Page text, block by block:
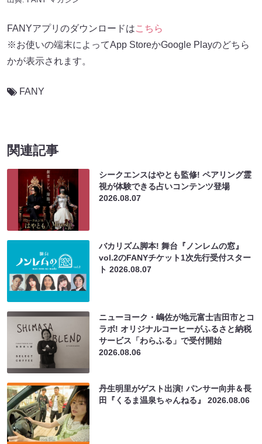
FANYアプリのダウンロードはこちら
※お使いの端末によってApp StoreかGoogle Playのどちら
かが表示されます。
FANY
関連記事
シークエンスはやとも監修! ペアリング霊
視が体験できる占いコンテンツ登場
2026.08.07
バカリズム脚本! 舞台『ノンレムの窓』
vol.2のFANYチケット1次先行受付スター
ト2026.08.07
ニューヨーク・嶋佐が地元富士吉田市とコ
ラボ! オリジナルコーヒーがふるさと納税
サービス「わらふる」で受付開始
2026.08.06
丹生明里がゲスト出演! パンサー向井＆長
田『くるま温泉ちゃんねる』2026.08.06